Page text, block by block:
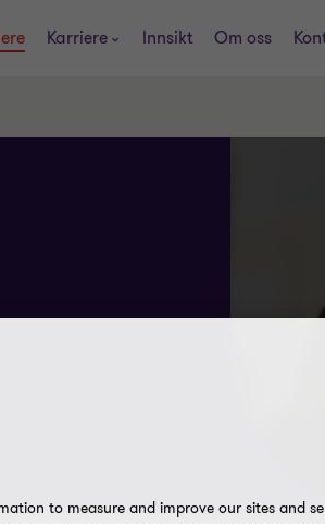
Karriere Innsikt Om oss
to measure and improve our sites and